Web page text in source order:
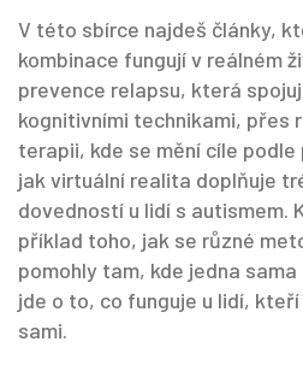
V této sbírce najdeš články,
kombinace fungují v reálném
prevence relapsu, která
kognitivními technikami, přes
terapii, kde se mění cíle
jak virtuální realita doplňuje
dovedností u lidí s autismem.
příklad toho, jak se různé
pomohly tam, kde jedna
jde o to, co funguje u lidí,
sami.